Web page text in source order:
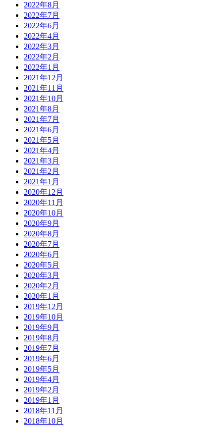
2022年8月
2022年7月
2022年6月
2022年4月
2022年3月
2022年2月
2022年1月
2021年12月
2021年11月
2021年10月
2021年8月
2021年7月
2021年6月
2021年5月
2021年4月
2021年3月
2021年2月
2021年1月
2020年12月
2020年11月
2020年10月
2020年9月
2020年8月
2020年7月
2020年6月
2020年5月
2020年3月
2020年2月
2020年1月
2019年12月
2019年10月
2019年9月
2019年8月
2019年7月
2019年6月
2019年5月
2019年4月
2019年2月
2019年1月
2018年11月
2018年10月